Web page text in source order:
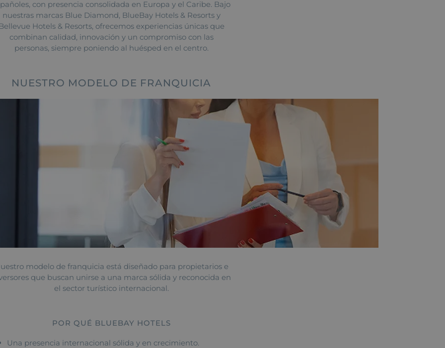
con presencia consolidada en Europa y el Caribe. Bajo
nuestras marcas Blue Diamond, BlueBay Hotels & Resorts y
Hotels & Resorts, ofrecemos experiencias únicas que
combinan calidad, innovación y un compromiso con las
personas, siempre poniendo al huésped en el centro.
NUESTRO MODELO DE FRANQUICIA
modelo de franquicia está diseñado para propietarios e
que buscan unirse a una marca sólida y reconocida en
el sector turístico internacional.
POR QUÉ BLUEBAY HOTELS
Una presencia internacional sólida y en crecimiento.